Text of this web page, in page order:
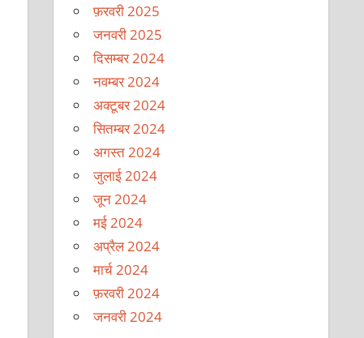
फ़रवरी 2025
जनवरी 2025
दिसम्बर 2024
नवम्बर 2024
अक्टूबर 2024
सितम्बर 2024
अगस्त 2024
जुलाई 2024
जून 2024
मई 2024
अप्रैल 2024
मार्च 2024
फ़रवरी 2024
जनवरी 2024